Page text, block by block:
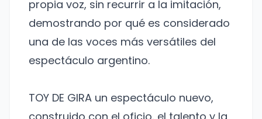
propia voz, sin recurrir a la imitación,
demostrando por qué es considerado
una de las voces más versátiles del
espectáculo argentino.
TOY DE GIRA un espectáculo nuevo,